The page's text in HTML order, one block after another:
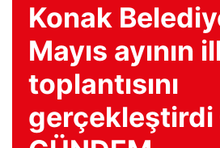
Konak
Mayıs ayının
toplantısını
gerçekleştirdi